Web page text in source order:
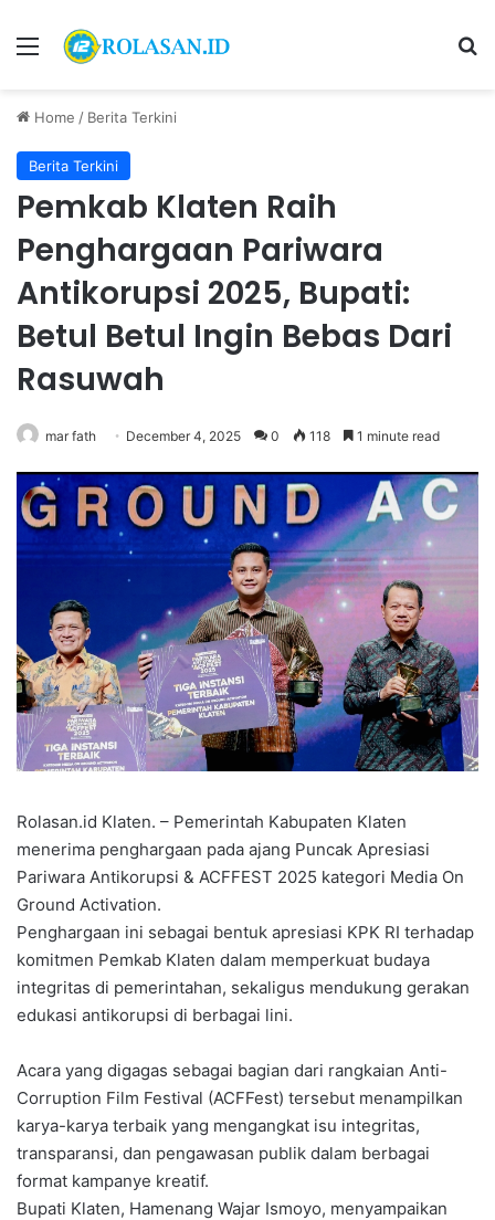
Menu
Home / Berita Terkini
Berita Terkini
Pemkab Klaten Raih
Penghargaan Pariwara
Antikorupsi 2025, Bupati:
Betul Betul Ingin Bebas Dari
Rasuwah
mar fath December 4, 2025 0 118 1 minute read
Rolasan.id Klaten. – Pemerintah Kabupaten Klaten
menerima penghargaan pada ajang Puncak Apresiasi
Pariwara Antikorupsi & ACFFEST 2025 kategori Media On
Ground Activation.
Penghargaan ini sebagai bentuk apresiasi KPK RI terhadap
komitmen Pemkab Klaten dalam memperkuat budaya
integritas di pemerintahan, sekaligus mendukung gerakan
edukasi antikorupsi di berbagai lini.
Acara yang digagas sebagai bagian dari rangkaian Anti-
Corruption Film Festival (ACFFest) tersebut menampilkan
karya-karya terbaik yang mengangkat isu integritas,
transparansi, dan pengawasan publik dalam berbagai
format kampanye kreatif.
Bupati Klaten, Hamenang Wajar Ismoyo, menyampaikan